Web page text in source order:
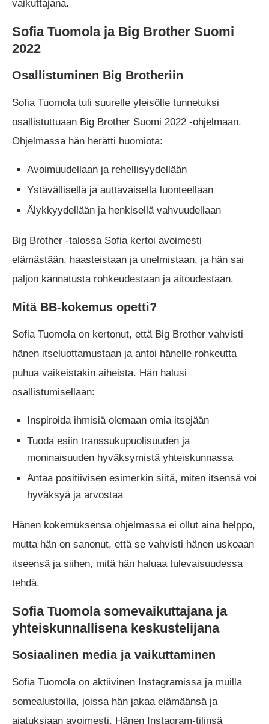
vaikuttajana.
Sofia Tuomola ja Big Brother Suomi
2022
Osallistuminen Big Brotheriin
Sofia Tuomola tuli suurelle yleisölle tunnetuksi
osallistuttuaan Big Brother Suomi 2022 -ohjelmaan.
Ohjelmassa hän herätti huomiota:
Avoimuudellaan ja rehellisyydellään
Ystävällisellä ja auttavaisella luonteellaan
Älykkyydellään ja henkisellä vahvuudellaan
Big Brother -talossa Sofia kertoi avoimesti
elämästään, haasteistaan ja unelmistaan, ja hän sai
paljon kannatusta rohkeudestaan ja aitoudestaan.
Mitä BB-kokemus opetti?
Sofia Tuomola on kertonut, että Big Brother vahvisti
hänen itseluottamustaan ja antoi hänelle rohkeutta
puhua vaikeistakin aiheista. Hän halusi
osallistumisellaan:
Inspiroida ihmisiä olemaan omia itsejään
Tuoda esiin transsukupuolisuuden ja
moninaisuuden hyväksymistä yhteiskunnassa
Antaa positiivisen esimerkin siitä, miten itsensä voi
hyväksyä ja arvostaa
Hänen kokemuksensa ohjelmassa ei ollut aina helppo,
mutta hän on sanonut, että se vahvisti hänen uskoaan
itseensä ja siihen, mitä hän haluaa tulevaisuudessa
tehdä.
Sofia Tuomola somevaikuttajana ja
yhteiskunnallisena keskustelijana
Sosiaalinen media ja vaikuttaminen
Sofia Tuomola on aktiivinen Instagramissa ja muilla
somealustoilla, joissa hän jakaa elämäänsä ja
ajatuksiaan avoimesti. Hänen Instagram-tilinsä